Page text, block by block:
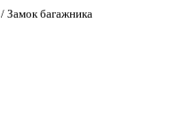
/ Замок багажника